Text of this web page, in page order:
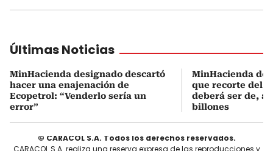
Últimas Noticias
MinHacienda designado descartó
hacer una enajenación de
Ecopetrol: “Venderlo sería un
error”
MinHacienda
que recorte del
deberá ser de, al
billones
© CARACOL S.A. Todos los derechos reservados.
CARACOL S.A. realiza una reserva expresa de las reproducciones y